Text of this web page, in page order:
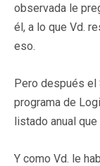
observada le
él, a lo que Vd.
eso.
Pero después el
programa de
listado anual
Y como Vd. le